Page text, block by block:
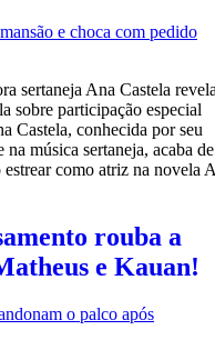
sertaneja Ana Castela
sobre participação especial
Castela, conhecida por seu
música sertaneja, acaba de
como atriz na novela A
rouba a
e Kauan!